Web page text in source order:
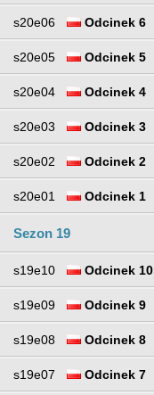
s20e06 Odcinek 6
s20e05 Odcinek 5
s20e04 Odcinek 4
s20e03 Odcinek 3
s20e02 Odcinek 2
s20e01 Odcinek 1
Sezon 19
s19e10 Odcinek 10
s19e09 Odcinek 9
s19e08 Odcinek 8
s19e07 Odcinek 7